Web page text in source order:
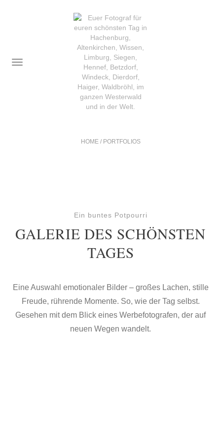
TOGGLE
NAVIGATION
HOME / PORTFOLIOS
Ein buntes Potpourri
GALERIE DES SCHÖNSTEN
TAGES
Eine Auswahl emotionaler Bilder – großes Lachen, stille
Freude, rührende Momente. So, wie der Tag selbst.
Gesehen mit dem Blick eines Werbefotografen, der auf
neuen Wegen wandelt.